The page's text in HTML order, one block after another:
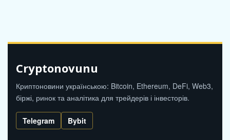
Cryptonovunu
Криптоновини українською: Bitcoin, Ethereum, DeFi, Web3,
біржі, ринок та аналітика для трейдерів і інвесторів.
Telegram Bybit